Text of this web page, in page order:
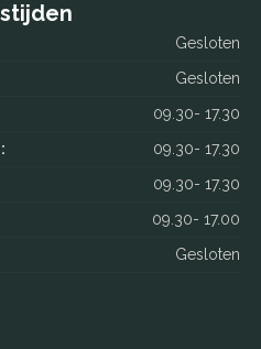
Gesloten
Gesloten
09.30- 17.30
09.30- 17.30
09.30- 17.30
09.30- 17.00
Gesloten